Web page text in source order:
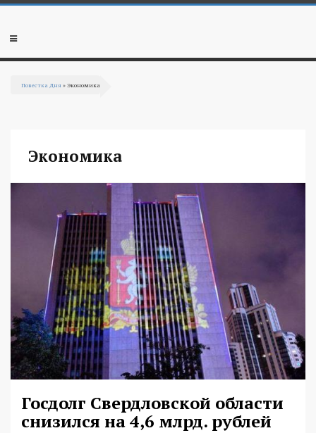
Перейти к основному содержанию
Мобильное
Повестка Дня » Экономика
Экономика
Госдолг Свердловской области
снизился на 4,6 млрд. рублей